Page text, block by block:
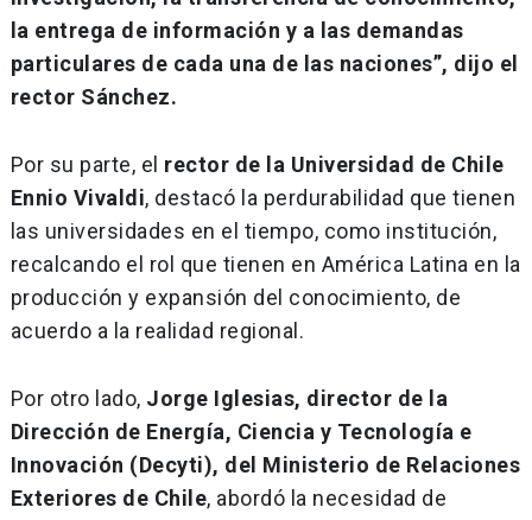
la entrega de información y a las demandas
particulares de cada una de las naciones”, dijo el
rector Sánchez.
Por su parte, el rector de la Universidad de Chile
Ennio Vivaldi, destacó la perdurabilidad que tienen
las universidades en el tiempo, como institución,
recalcando el rol que tienen en América Latina en la
producción y expansión del conocimiento, de
acuerdo a la realidad regional.
Por otro lado, Jorge Iglesias, director de la
Dirección de Energía, Ciencia y Tecnología e
Innovación (Decyti), del Ministerio de Relaciones
Exteriores de Chile, abordó la necesidad de